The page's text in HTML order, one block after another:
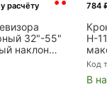
расчёту
32"-55"
наклон
784
H-
Код
В